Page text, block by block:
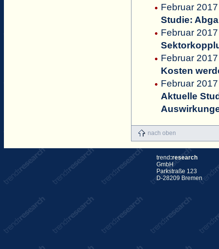
Februar
Studie:
Februar
Februar
Kosten
Februar
Aktuelle
nach oben
trend :research
GmbH
Parkstraße 123
D-28209 Bremen